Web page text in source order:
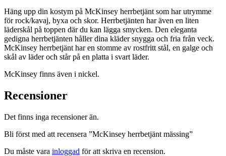
Häng upp din kostym på McKinsey herrbetjänt som har utrymme
för rock/kavaj, byxa och skor. Herrbetjänten har även en liten
läderskål på toppen där du kan lägga smycken. Den eleganta
gedigna herrbetjänten håller dina kläder snygga och fria från veck.
McKinsey herrbetjänt har en stomme av rostfritt stål, en galge och
skål av läder och står på en platta i svart läder.
McKinsey finns även i nickel.
Recensioner
Det finns inga recensioner än.
Bli först med att recensera ”McKinsey herrbetjänt mässing”
Du måste vara inloggad för att skriva en recension.